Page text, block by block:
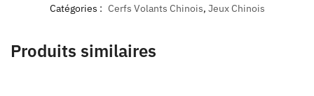
Catégories : Cerfs Volants Chinois, Jeux Chinois
Produits similaires